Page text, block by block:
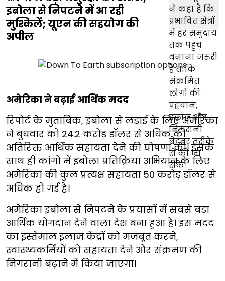
इबोला से निपटने में आ रही
मुश्किलें; यूएन की सहयोग की
अपील
अमेरिका ने बढ़ाई आर्थिक मदद
रिपोर्ट के मुताबिक, इबोला से लड़ाई के लिए अमेरिका
ने बुधवार को 24.2 करोड़ डॉलर से अधिक की
अतिरिक्त आर्थिक सहायता देने की घोषणा की। इसके
साथ ही कांगो में इबोला प्रतिक्रिया अभियान के लिए
अमेरिका की कुल प्रत्यक्ष सहायता 50 करोड़ डॉलर से
अधिक हो गई है।
अमेरिका इबोला से निपटने के प्रयासों में सबसे बड़ा
आर्थिक योगदान देने वाला देश बना हुआ है। इस मदद
का इस्तेमाल इलाज केंद्रों को मजबूत करने,
स्वास्थ्यकर्मियों को सहायता देने और संक्रमण की
निगरानी बढ़ाने में किया जाएगा।